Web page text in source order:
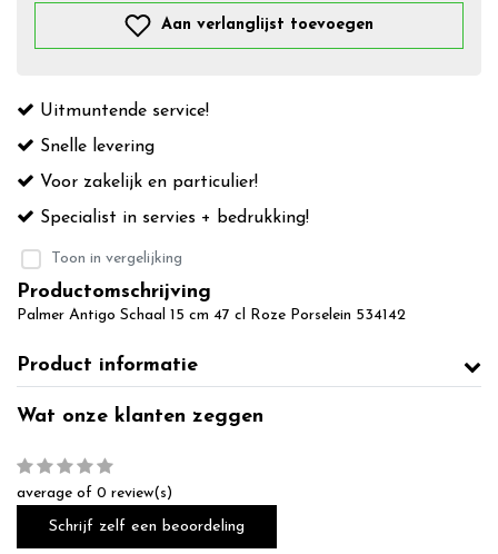
Aan verlanglijst toevoegen
Uitmuntende service!
Snelle levering
Voor zakelijk en particulier!
Specialist in servies + bedrukking!
Toon in vergelijking
Productomschrijving
Palmer Antigo Schaal 15 cm 47 cl Roze Porselein 534142
Product informatie
Wat onze klanten zeggen
average of 0 review(s)
Schrijf zelf een beoordeling